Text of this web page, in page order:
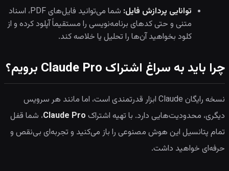
توانایی پردازش فایل:
شما می‌توانید فایل‌های PDF، اسناد
متنی و حتی کدهای برنامه‌نویسی را مستقیماً آپلود کرده و از
کلود بخواهید آن‌ها را تحلیل یا خلاصه کند.
چرا باید به سراغ اشتراک Claude Pro برویم؟
نسخه رایگان Claude ابزار قدرتمندی است، اما مانند هر سرویس
دیگری، محدودیت‌هایی دارد. با تهیه اشتراک Claude Pro، شما قفل
تمام پتانسیل این هوش مصنوعی را باز می‌کنید و تجربه‌ای بی‌نقص و
حرفه‌ای خواهید داشت.